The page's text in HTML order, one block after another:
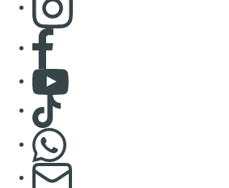
Publicité
Offres d'emploi
Contact
Mentions légales
Politique de cookies (UE)
Gérer les cookies